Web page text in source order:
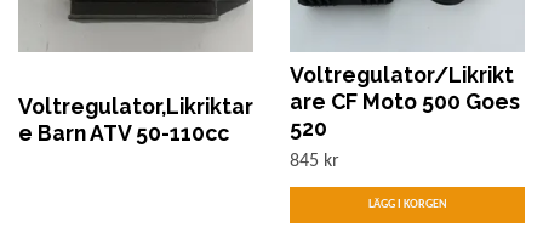
Voltregulator,Likriktar
e Barn ATV 50-110cc
Voltregulator/Likrikt
are CF Moto 500 Goes
520
845 kr